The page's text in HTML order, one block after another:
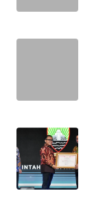
NTB
WN
WN
BABEL